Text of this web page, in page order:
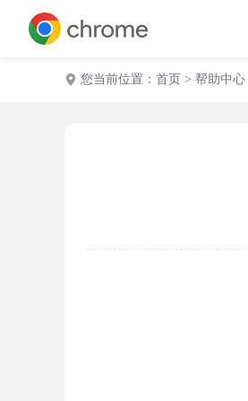
您当前位置： 首页 > 帮助中心